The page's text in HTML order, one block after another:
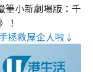
筆小新劇場版：千
！
拯救屋企人啦↓